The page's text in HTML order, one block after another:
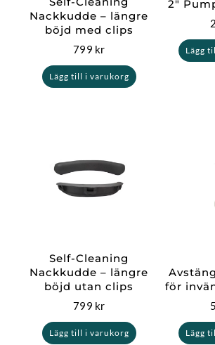
Nackkudde – längre
böjd med clips
799 kr
Lägg till i varukorg
2″
Lägg
Self-Cleaning
Nackkudde – längre
böjd utan clips
799 kr
Lägg till i varukorg
för
Lägg